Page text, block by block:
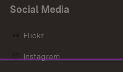
Social Media
Flickr
Instagram